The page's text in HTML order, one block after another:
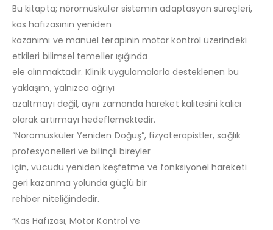
Bu kitapta; nöromüsküler sistemin adaptasyon süreçleri,
kas hafızasının yeniden
kazanımı ve manuel terapinin motor kontrol üzerindeki
etkileri bilimsel temeller ışığında
ele alınmaktadır. Klinik uygulamalarla desteklenen bu
yaklaşım, yalnızca ağrıyı
azaltmayı değil, aynı zamanda hareket kalitesini kalıcı
olarak artırmayı hedeflemektedir.
“Nöromüsküler Yeniden Doğuş”, fizyoterapistler, sağlık
profesyonelleri ve bilinçli bireyler
için, vücudu yeniden keşfetme ve fonksiyonel hareketi
geri kazanma yolunda güçlü bir
rehber niteliğindedir.
“Kas Hafızası, Motor Kontrol ve